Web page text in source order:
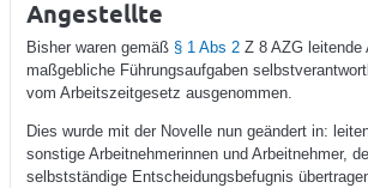
Angestellte
Bisher waren gemäß § 1 Abs 2Z 8 AZG leitende
maßgebliche Führungsaufgaben
vom Arbeitszeitgesetz ausgenommen.
Dies wurde mit der Novelle nun geändert in:
sonstige Arbeitnehmerinnen und Arbeitnehmer,
selbstständige Entscheidungsbefugnis